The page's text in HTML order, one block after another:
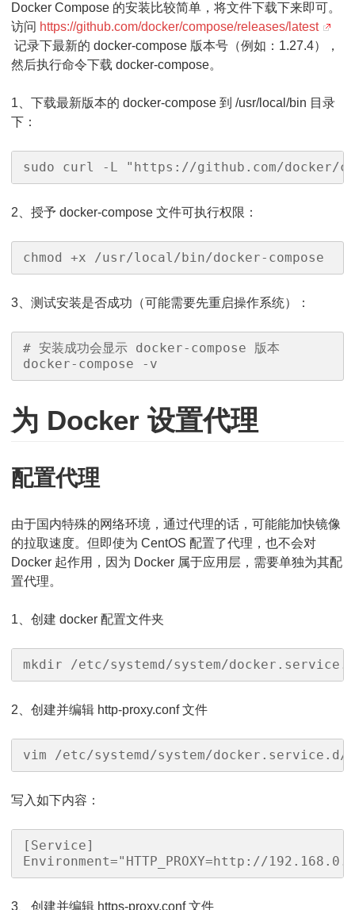
Docker Compose 的安装比较简单，将文件下载下来即可。
访问 https://github.com/docker/compose/releases/latest
记录下最新的 docker-compose 版本号（例如：1.27.4），
然后执行命令下载 docker-compose。
1、下载最新版本的 docker-compose 到 /usr/local/bin 目录
下：
sudo curl -L "https://github.com/docker/
2、授予 docker-compose 文件可执行权限：
chmod +x /usr/local/bin/docker-compose
3、测试安装是否成功（可能需要先重启操作系统）：
# 安装成功会显示 docker-compose 版本
docker-compose -v
为 Docker 设置代理
配置代理
由于国内特殊的网络环境，通过代理的话，可能能加快镜像
的拉取速度。但即使为 CentOS 配置了代理，也不会对
Docker 起作用，因为 Docker 属于应用层，需要单独为其配
置代理。
1、创建 docker 配置文件夹
mkdir /etc/systemd/system/docker.service.d
2、创建并编辑 http-proxy.conf 文件
vim /etc/systemd/system/
写入如下内容：
[Service]
Environment="HTTP_PROXY=http://
3、创建并编辑 https-proxy.conf 文件